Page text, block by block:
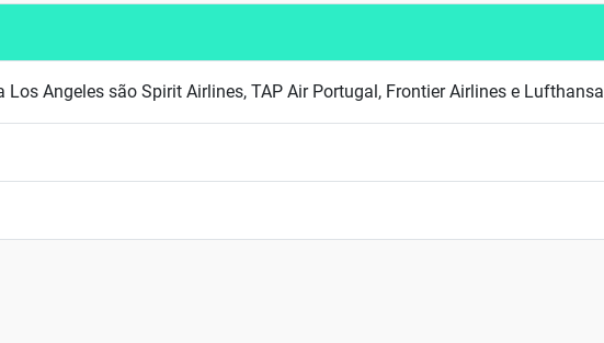
Angeles são Spirit Airlines, TAP Air Portugal, Frontier Airlines e Lufthansa